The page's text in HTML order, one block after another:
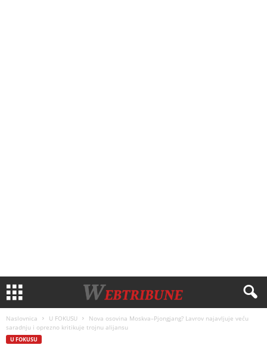
Naslovnica U FOKUSU
Nova osovina Moskva–Pjongjang? Lavrov najavljuje veću
saradnju i oprezno kritikuje trojnu alijansu
U FOKUSU